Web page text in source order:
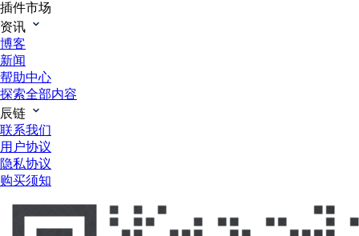
插件市场
资讯
博客
新闻
帮助中心
探索全部内容
辰链
联系我们
用户协议
隐私协议
购买须知